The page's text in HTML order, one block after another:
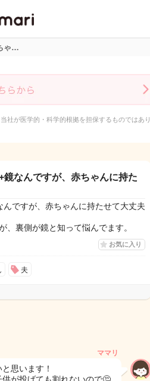
ト
ゃ…
社が医学的・科学的根拠を担保するものではあり
なんですが、赤ちゃんに持た
ですが、赤ちゃんに持たせて大丈夫
、裏側が鏡と知って悩んでます。
お気に入り
夫
ママリ
思います！